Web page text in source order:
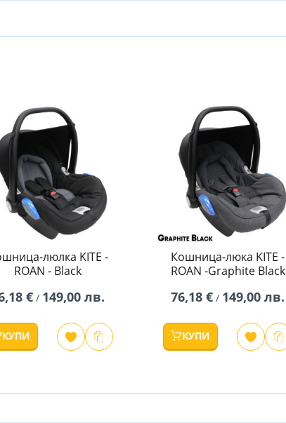
люлка KITE -
ROAN - Black
€ / 149,00 лв.
КУПИ
Кошница-люка KITE -
ROAN -Graphite Black
76,18 € / 149,00 лв.
КУПИ